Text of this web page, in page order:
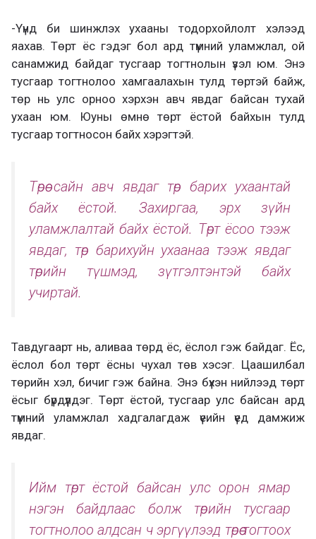
-Үүнд би шинжлэх ухааны тодорхойлолт хэлээд
яахав. Төрт ёс гэдэг бол ард түмний уламжлал, ой
санамжид байдаг тусгаар тогтнолын үзэл юм. Энэ
тусгаар тогтнолоо хамгаалахын тулд төртэй байж,
төр нь улс орноо хэрхэн авч явдаг байсан тухай
ухаан юм. Юуны өмнө төрт ёстой байхын тулд
тусгаар тогтносон байх хэрэгтэй.
Төрөө сайн авч явдаг төр барих ухаантай
байх ёстой. Захиргаа, эрх зүйн
уламжлалтай байх ёстой. Төрт ёсоо тээж
явдаг, төр барихуйн ухаанаа тээж явдаг
төрийн түшмэд, зүтгэлтэнтэй байх
учиртай.
Тавдугаарт нь, аливаа төрд ёс, ёслол гэж байдаг. Ёс,
ёслол бол төрт ёсны чухал төв хэсэг. Цаашилбал
төрийн хэл, бичиг гэж байна. Энэ бүхэн нийлээд төрт
ёсыг бүрдүүлдэг. Төрт ёстой, тусгаар улс байсан ард
түмний уламжлал хадгалагдаж үеийн үед дамжиж
явдаг.
Ийм төрт ёстой байсан улс орон ямар
нэгэн байдлаас болж төрийн тусгаар
тогтнолоо алдсан ч эргүүлээд төрөө тогтоох